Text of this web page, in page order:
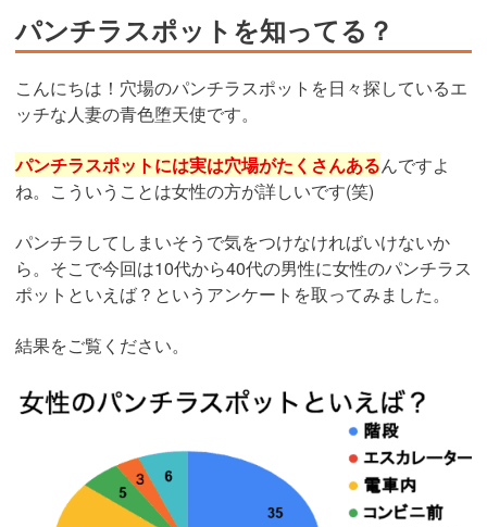
パンチラスポットを知ってる？
こんにちは！穴場のパンチラスポットを日々探しているエ
ッチな人妻の青色堕天使です。
パンチラスポットには実は穴場がたくさんあるんですよ
ね。こういうことは女性の方が詳しいです(笑)
パンチラしてしまいそうで気をつけなければいけないか
ら。そこで今回は10代から40代の男性に女性のパンチラス
ポットといえば？というアンケートを取ってみました。
結果をご覧ください。